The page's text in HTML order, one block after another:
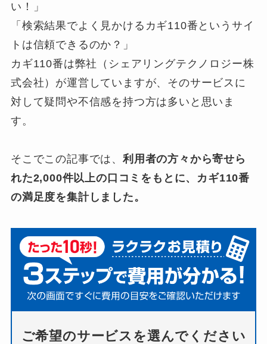
い！」
「検索結果でよく見かけるカギ110番というサイ
トは信頼できるのか？」
カギ110番は弊社（シェアリングテクノロジー株
式会社）が運営していますが、そのサービスに
対して疑問や不信感を持つ方は多いと思いま
す。
そこでこの記事では、 利用者の方々から寄せら
れた2,000件以上の口コミをもとに、カギ110番
の満足度を集計しました。
ご希望のサービスを選んでください